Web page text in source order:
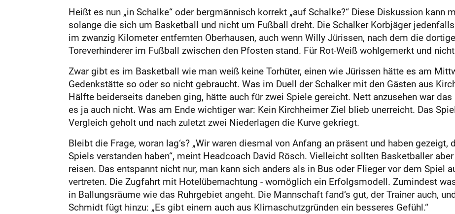
Heißt es nun „in Schalke“ oder bergmännisch korrekt „auf Schalke?“ Diese Diskussion kann
solange die sich um Basketball und nicht um Fußball dreht. Die Schalker Korbjäger
im zwanzig Kilometer entfernten Oberhausen, auch wenn Willy Jürissen, nach dem die
Toreverhinderer im Fußball zwischen den Pfosten stand. Für Rot-Weiß wohlgemerkt und
Zwar gibt es im Basketball wie man weiß keine Torhüter, einen wie Jürissen hätte es am
Gedenkstätte so oder so nicht gebraucht. Was im Duell der Schalker mit den Gästen aus
Hälfte beiderseits daneben ging, hätte auch für zwei Spiele gereicht. Nett anzusehen war
es ja auch nicht. Was am Ende wichtiger war: Kein Kirchheimer Ziel blieb unerreicht. Das
Vergleich geholt und nach zuletzt zwei Niederlagen die Kurve gekriegt.
Bleibt die Frage, woran lag‘s? „Wir waren diesmal von Anfang an präsent und haben
Spiels verstanden haben“, meint Headcoach David Rösch. Vielleicht sollten Basketballer
reisen. Das entspannt nicht nur, man kann sich anders als in Bus oder Flieger vor dem Spiel
vertreten. Die Zugfahrt mit Hotelübernachtung - womöglich ein Erfolgsmodell. Zumindest
in Ballungsräume wie das Ruhrgebiet angeht. Die Mannschaft fand‘s gut, der Trainer auch,
Schmidt fügt hinzu: „Es gibt einem auch aus Klimaschutzgründen ein besseres Gefühl.“